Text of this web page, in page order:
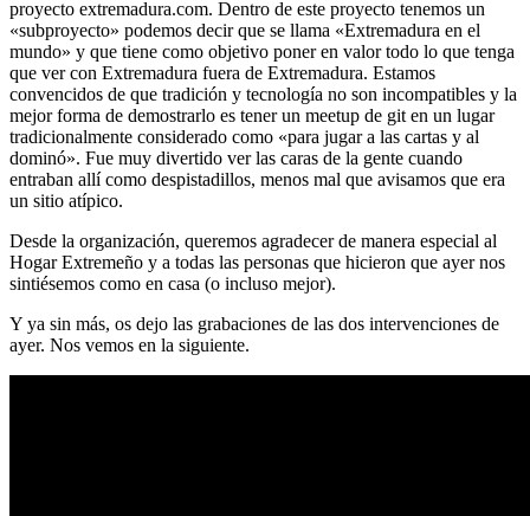
proyecto extremadura.com. Dentro de este proyecto tenemos un
«subproyecto» podemos decir que se llama «Extremadura en el
mundo» y que tiene como objetivo poner en valor todo lo que tenga
que ver con Extremadura fuera de Extremadura. Estamos
convencidos de que tradición y tecnología no son incompatibles y la
mejor forma de demostrarlo es tener un meetup de git en un lugar
tradicionalmente considerado como «para jugar a las cartas y al
dominó». Fue muy divertido ver las caras de la gente cuando
entraban allí como despistadillos, menos mal que avisamos que era
un sitio atípico.
Desde la organización, queremos agradecer de manera especial al
Hogar Extremeño y a todas las personas que hicieron que ayer nos
sintiésemos como en casa (o incluso mejor).
Y ya sin más, os dejo las grabaciones de las dos intervenciones de
ayer. Nos vemos en la siguiente.